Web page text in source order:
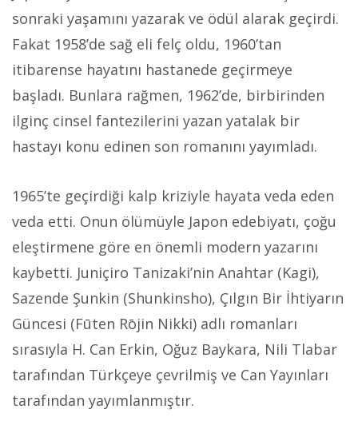
sonraki yaşamını yazarak ve ödül alarak geçirdi.
Fakat 1958’de sağ eli felç oldu, 1960’tan
itibarense hayatını hastanede geçirmeye
başladı. Bunlara rağmen, 1962’de, birbirinden
ilginç cinsel fantezilerini yazan yatalak bir
hastayı konu edinen son romanını yayımladı.
1965’te geçirdiği kalp kriziyle hayata veda eden
veda etti. Onun ölümüyle Japon edebiyatı, çoğu
eleştirmene göre en önemli modern yazarını
kaybetti. Juniçiro Tanizaki’nin Anahtar (Kagi),
Sazende Şunkin (Shunkinsho), Çılgın Bir İhtiyarın
Güncesi (Fūten Rōjin Nikki) adlı romanları
sırasıyla H. Can Erkin, Oğuz Baykara, Nili Tlabar
tarafından Türkçeye çevrilmiş ve Can Yayınları
tarafından yayımlanmıştır.